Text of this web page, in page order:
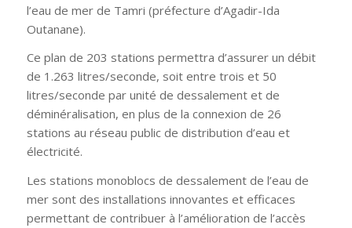
l’eau de mer de Tamri (préfecture d’Agadir-Ida
Outanane).
Ce plan de 203 stations permettra d’assurer un débit
de 1.263 litres/seconde, soit entre trois et 50
litres/seconde par unité de dessalement et de
déminéralisation, en plus de la connexion de 26
stations au réseau public de distribution d’eau et
électricité.
Les stations monoblocs de dessalement de l’eau de
mer sont des installations innovantes et efficaces
permettant de contribuer à l’amélioration de l’accès